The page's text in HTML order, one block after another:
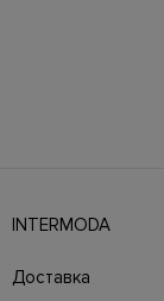
INTERMODA
брендов на 4
также
Доставка